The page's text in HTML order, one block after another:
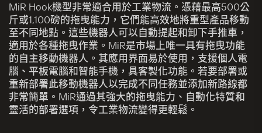
MiR Hook機型非常適合用於工業物流。憑藉最高500公
斤或1,100磅的拖曳能力，它們能高效地將重型產品移動
至不同地點。這些機器人可以自動提起和卸下手推車，
適用於各種拖曳作業。MiR是市場上唯一具有拖曳功能
的自主移動機器人。其應用界面易於使用，支援個人電
腦、平板電腦和智能手機，具客製化功能。若要部署或
重新部署此移動機器人以完成不同任務並添加新路線都
非常簡單。MiR通過其強大的拖曳能力、自動化特質和
靈活的部署選項，令工業物流變得更輕鬆。